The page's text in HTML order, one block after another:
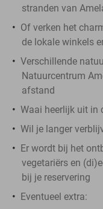
stranden van
Of verken het
de lokale winkels
Verschillende
Natuurcentrum
afstand
Waai heerlijk uit in
Wil je langer
Er wordt bij het
vegetariërs en
bij je reservering
Eventueel extra: